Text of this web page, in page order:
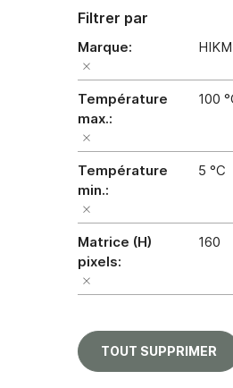
Filtrer par
Marque
Température
max.
100
Température
min.
5 °C
Matrice (H)
pixels
160
TOUT SUPPRIMER